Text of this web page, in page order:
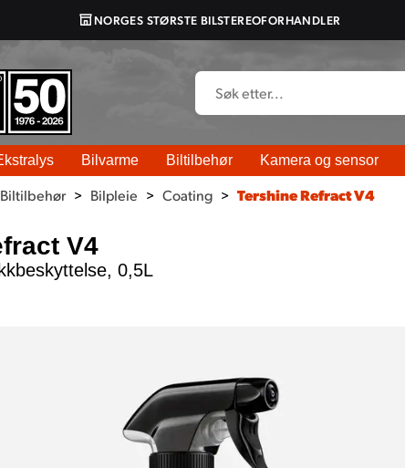
NORGES STØRSTE BILSTEREOFORHANDLER
Bilvarme Biltilbehør Kamera og sensor
Biltilbehør > Bilpleie > Coating > Tershine Refract V4
V4
0,5L